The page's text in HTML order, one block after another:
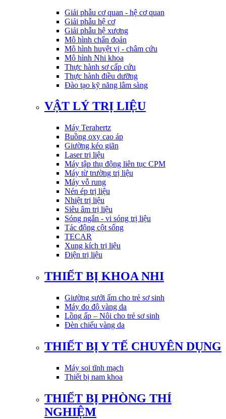
Giải phẫu cơ quan - hệ cơ quan
Giải phẫu hệ cơ
Giải phẫu hệ xương
Mô hình chẩn đoán
Mô hình huyệt vị - châm cứu
Mô hình Nhi khoa
Thực hành sơ cấp cứu
Thực hành điều dưỡng
Đào tạo kỹ năng lâm sàng
VẬT LÝ TRỊ LIỆU
Máy Terahertz
Buồng oxy cao áp
Giường kéo giãn
Laser trị liệu
Máy tập thụ động liên tục CPM
Máy từ trường trị liệu
Máy vỗ rung
Nén ép trị liệu
Nhiệt trị liệu
Siêu âm trị liệu
Sóng ngắn - vi sóng trị liệu
Tác động cột sống
TECAR
Xung kích trị liệu
Điện trị liệu
THIẾT BỊ KHOA NHI
Giường sưởi ấm cho trẻ sơ sinh
Máy đo độ vàng da
Lồng ấp – Nôi cho trẻ sơ sinh
Đèn chiếu vàng da
THIẾT BỊ Y TẾ CHUYÊN DỤNG
Máy soi tĩnh mạch
Thiết bị nam khoa
THIẾT BỊ PHÒNG THÍ
NGHIỆM